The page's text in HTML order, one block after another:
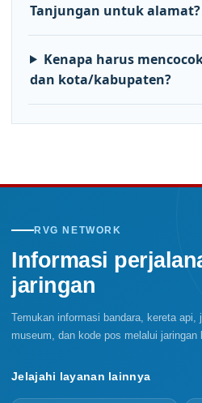
Tanjungan untuk alamat?
Kenapa harus
dan kota/kabupaten?
RVG NETWORK
Informasi
jaringan
Temukan informasi bandara, kereta api,
museum, dan kode pos melalui jaringan
Jelajahi layanan lainnya